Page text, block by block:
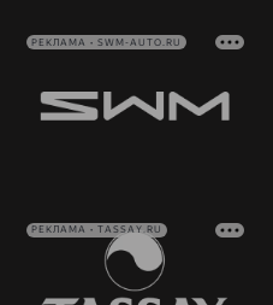
РЕКЛАМА • SWM-AUTO.RU
РЕКЛАМА • TASSAY.RU